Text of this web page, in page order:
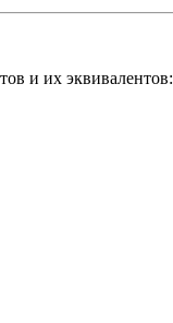
и их эквивалентов: